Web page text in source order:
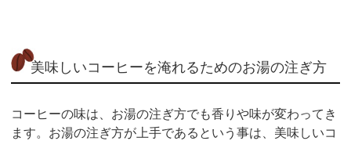
美味しいコーヒーを淹れるためのお湯の注ぎ方
コーヒーの味は、お湯の注ぎ方でも香りや味が変わってき
ます。お湯の注ぎ方が上手であるという事は、美味しいコ